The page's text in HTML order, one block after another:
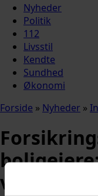
Nyheder
Politik
112
Livsstil
Kendte
Sundhed
Økonomi
Forside » Nyheder »
voldsomt